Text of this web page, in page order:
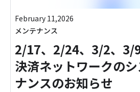
February 11,2026
メンテナンス
2/17、2/24、3/2、
決済ネットワークの
ナンスのお知らせ